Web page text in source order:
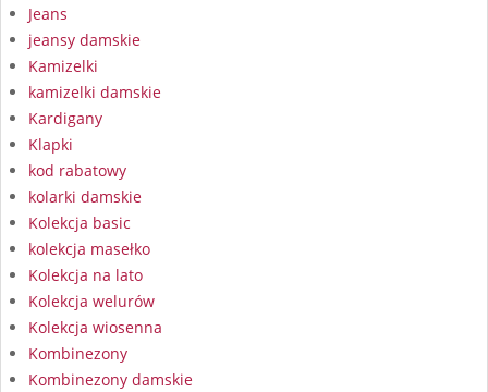
Jeans
jeansy damskie
Kamizelki
kamizelki damskie
Kardigany
Klapki
kod rabatowy
kolarki damskie
Kolekcja basic
kolekcja masełko
Kolekcja na lato
Kolekcja welurów
Kolekcja wiosenna
Kombinezony
Kombinezony damskie